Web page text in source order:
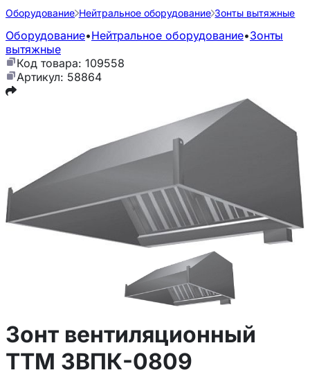
Оборудование Нейтральное оборудование Зонты вытяжные
Оборудование•Нейтральное оборудование•Зонты
вытяжные
Код товара: 109558
Артикул: 58864
Зонт вентиляционный
ТТМ ЗВПК-0809